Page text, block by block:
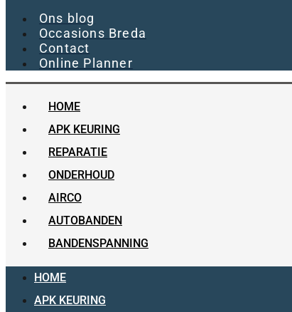
Ons blog
Occasions Breda
Contact
Online Planner
HOME
APK KEURING
REPARATIE
ONDERHOUD
AIRCO
AUTOBANDEN
BANDENSPANNING
HOME
APK KEURING